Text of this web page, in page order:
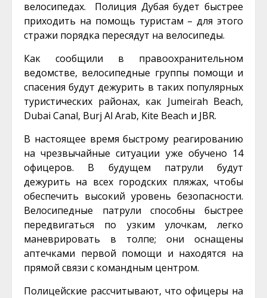
велосипедах. Полиция Дубая будет быстрее
приходить на помощь туристам – для этого
стражи порядка пересядут на велосипеды.
Как сообщили в правоохранительном
ведомстве, велосипедные группы помощи и
спасения будут дежурить в таких популярных
туристических районах, как Jumeirah Beach,
Dubai Canal, Burj Al Arab, Kite Beach и JBR.
В настоящее время быстрому реагированию
на чрезвычайные ситуации уже обучено 14
офицеров. В будущем патрули будут
дежурить на всех городских пляжах, чтобы
обеспечить высокий уровень безопасности.
Велосипедные патрули способны быстрее
передвигаться по узким улочкам, легко
маневрировать в толпе; они оснащены
аптечками первой помощи и находятся на
прямой связи с командным центром.
Полицейские рассчитывают, что офицеры на